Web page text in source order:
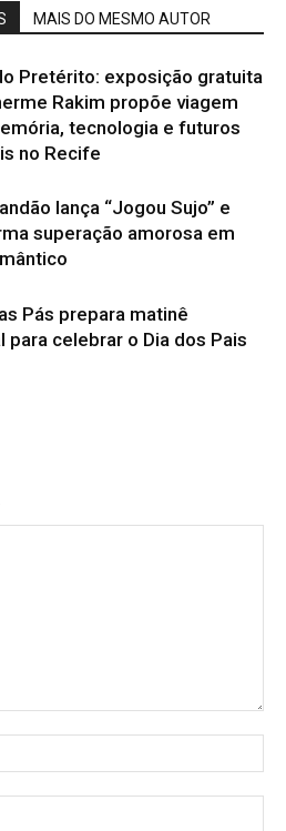
MAIS DO MESMO AUTOR
Pretérito: exposição gratuita
Rakim propõe viagem
tecnologia e futuros
no Recife
lança “Jogou Sujo” e
superação amorosa em
Pás prepara matinê
para celebrar o Dia dos Pais